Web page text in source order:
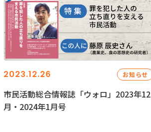
2023.12.26 お知らせ
市民活動総合情報誌「ウォロ」2023年12
月・2024年1月号